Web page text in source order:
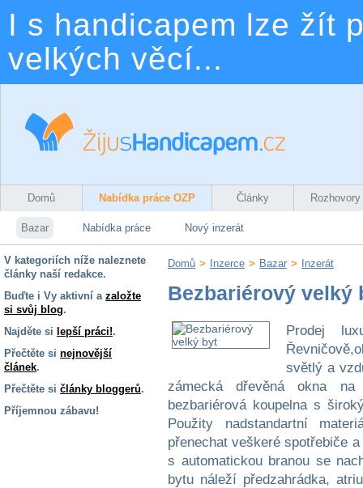
I s handicapem lze žít
velkých věcí...
Domů Nabídka práce OZP Články Rozhovory
Bazar Nabídka práce Nový inzerát
V kategoriích níže naleznete
články naší redakce.
Buďte i Vy aktivní a založte
si svůj blog.
Najděte si lepší práci!.
Přečtěte si nejnovější
článek.
Přečtěte si články bloggerů.
Příjemnou zábavu!
Domů > Inzerce > Bazar > Inzerát
Bezbariérový velký
Prodej
světlý a
zámecká dřevěná okna
bezbariérová koupelna s
Použity nadstandartní
přenechat veškeré spotřebiče
s automatickou branou se
bytu náleží předzahrádka,